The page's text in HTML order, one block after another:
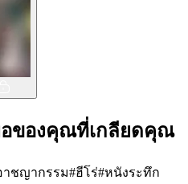
อของคุณที่เกลียดคุณ
าชญากรรม#ฮีโร่#หนังระทึก